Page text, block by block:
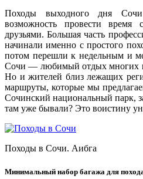
Походы выходного дня
возможность провести
друзьями. Большая часть
начинали именно с простого
потом перешли к недельным и
Сочи — любимый отдых многих и
Но и жителей близ лежащих
маршруты, которые мы
Сочинский национальный парк,
там уже бывали? Это воистину
Походы в Сочи. Аибга
Минимальный набор багажа для